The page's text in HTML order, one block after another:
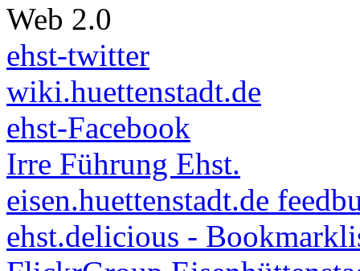
Web 2.0
ehst-twitter
wiki.huettenstadt.de
ehst-Facebook
Irre Führung Ehst.
eisen.huettenstadt.de
ehst.delicious -